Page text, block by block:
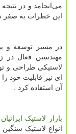
می‌انجامد و در
این خطرات به صفر
در مسیر توسعه و
مهندسین فعال در
لاستیکی طراحی و
ای نیز قابلیت خود
آن استفاده کرد .
بازار لاستیک ایرانیان
انواع لاستیک